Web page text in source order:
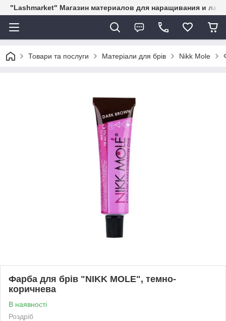
"Lashmarket" Магазин материалов для наращивания и
Товари та послуги Матеріали для брів Nikk Mole
Фарба для брів "NIKK MOLE", темно-
коричнева
В наявності
Роздріб